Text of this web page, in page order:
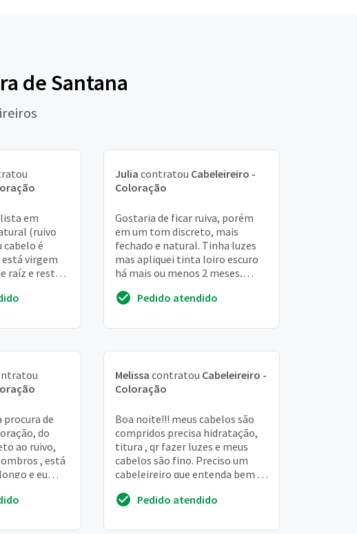
de Santana
em
(ruivo
cabelo é
virgem
raíz e resto
Julia contratou Cabeleireiro -
Coloração
Gostaria de ficar ruiva, porém
em um tom discreto, mais
fechado e natural. Tinha luzes
mas apliquei tinta loiro escuro
há mais ou menos 2 meses,
Moro em JACA...
Pedido atendido
procura de
do
ao ruivo,
, está
e eu
Melissa contratou Cabeleireiro -
Coloração
Boa noite!!! meus cabelos são
compridos precisa hidratação,
titura , qr fazer luzes e meus
cabelos são fino. Preciso um
cabeleireiro que entenda bem de
Pedido atendido